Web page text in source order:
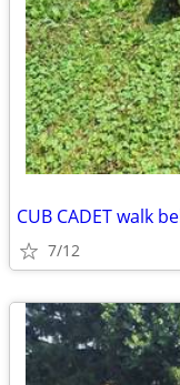
CUB CADET walk
7/12